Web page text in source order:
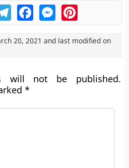
TelegramFacebookMessengerPinterest
20, 2021 and last modified on
will not be published.
*